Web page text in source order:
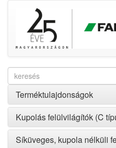
Terméktulajdonságok
Kupolás felülvilágítók (C
Síküveges, kupola nélküli